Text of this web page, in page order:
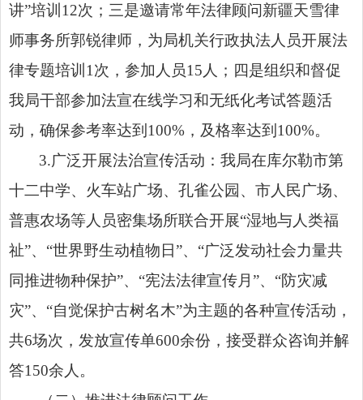
讲”培训12次；三是邀请常年法律顾问新疆天雪律
师事务所郭锐律师，为局机关行政执法人员开展法
律专题培训1次，参加人员15人；四是组织和督促
我局干部参加法宣在线学习和无纸化考试答题活
动，确保参考率达到100%，及格率达到100%。
3.广泛开展法治宣传活动：我局在库尔勒市第
十二中学、火车站广场、孔雀公园、市人民广场、
普惠农场等人员密集场所联合开展“湿地与人类福
祉”、“世界野生动植物日”、“广泛发动社会力量共
同推进物种保护”、“宪法法律宣传月”、“防灾减
灾”、“自觉保护古树名木”为主题的各种宣传活动，
共6场次，发放宣传单600余份，接受群众咨询并解
答150余人。